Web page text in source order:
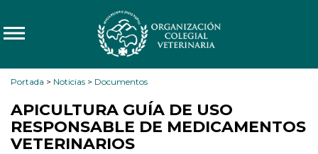
Portada > Noticias > Documentos
APICULTURA GUÍA DE USO
RESPONSABLE DE MEDICAMENTOS
VETERINARIOS